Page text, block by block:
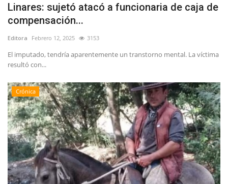
Linares: sujetó atacó a funcionaria de caja de
compensación...
Editora Febrero 12, 2025 3153
El imputado, tendría aparentemente un transtorno mental. La víctima
resultó con...
Crónica